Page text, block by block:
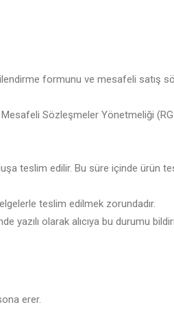
formunu ve mesafeli satış
Mesafeli Sözleşmeler Yönetmeliği
teslim edilir. Bu süre içinde ürün
teslim edilmek zorundadır.
yazılı olarak alıcıya bu durumu
erer.